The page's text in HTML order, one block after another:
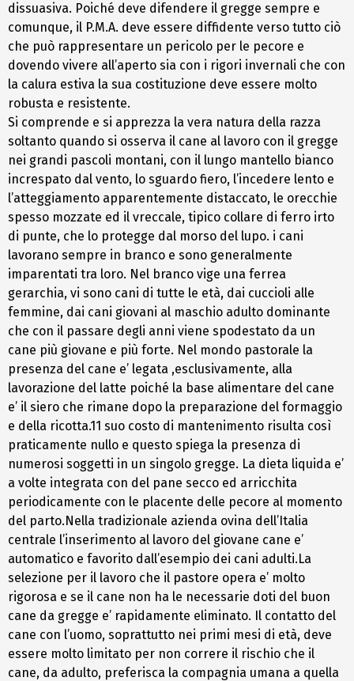
dissuasiva. Poiché deve difendere il gregge sempre e
comunque, il P.M.A. deve essere diffidente verso tutto ciò
che può rappresentare un pericolo per le pecore e
dovendo vivere all’aperto sia con i rigori invernali che con
la calura estiva la sua costituzione deve essere molto
robusta e resistente.
Si comprende e si apprezza la vera natura della razza
soltanto quando si osserva il cane al lavoro con il gregge
nei grandi pascoli montani, con il lungo mantello bianco
increspato dal vento, lo sguardo fiero, l’incedere lento e
l’atteggiamento apparentemente distaccato, le orecchie
spesso mozzate ed il vreccale, tipico collare di ferro irto
di punte, che lo protegge dal morso del lupo. i cani
lavorano sempre in branco e sono generalmente
imparentati tra loro. Nel branco vige una ferrea
gerarchia, vi sono cani di tutte le età, dai cuccioli alle
femmine, dai cani giovani al maschio adulto dominante
che con il passare degli anni viene spodestato da un
cane più giovane e più forte. Nel mondo pastorale la
presenza del cane e’ legata ,esclusivamente, alla
lavorazione del latte poiché la base alimentare del cane
e’ il siero che rimane dopo la preparazione del formaggio
e della ricotta.11 suo costo di mantenimento risulta così
praticamente nullo e questo spiega la presenza di
numerosi soggetti in un singolo gregge. La dieta liquida e’
a volte integrata con del pane secco ed arricchita
periodicamente con le placente delle pecore al momento
del parto.Nella tradizionale azienda ovina dell’Italia
centrale l’inserimento al lavoro del giovane cane e’
automatico e favorito dall’esempio dei cani adulti.La
selezione per il lavoro che il pastore opera e’ molto
rigorosa e se il cane non ha le necessarie doti del buon
cane da gregge e’ rapidamente eliminato. Il contatto del
cane con l’uomo, soprattutto nei primi mesi di età, deve
essere molto limitato per non correre il rischio che il
cane, da adulto, preferisca la compagnia umana a quella